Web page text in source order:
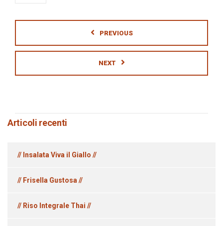
PREVIOUS
NEXT
Articoli recenti
// Insalata Viva il Giallo //
// Frisella Gustosa //
// Riso Integrale Thai //